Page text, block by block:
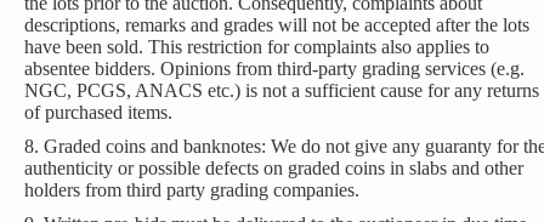
descriptions, remarks and grades will not be accepted after the lots
have been sold. This restriction for complaints also applies to
absentee bidders. Opinions from third-party grading services (e.g.
NGC, PCGS, ANACS etc.) is not a sufficient cause for any returns
of purchased items.
8. Graded coins and banknotes: We do not give any guaranty for
authenticity or possible defects on graded coins in slabs and other
holders from third party grading companies.